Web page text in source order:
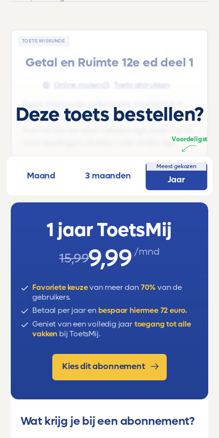
TOETS WISKUNDE
Getal en Ruimte 12e ed deel 1
Online maken Toets afdrukken
Deze Wiskunde oefentoets 'Hoofdstuk 5 -
Lijnen en hoeken' uit het lesboek 'Getal en
voor leerlingen uit Klas 1 van Vmbo-kgt.
Deze toets bestellen?
Maand 3 maanden
Meest gekozen
Jaar
Voordeligst
1 jaar ToetsMij
15,999,99 /mnd
Favoriete keuzevan meer dan 70% van de
gebruikers.
Betaal per jaar en bespaar hiermee 72 euro.
Geniet van een volledig jaar toegang tot alle
vakken bij ToetsMij.
Kies dit abonnement
Wat krijg je bij een abonnement?